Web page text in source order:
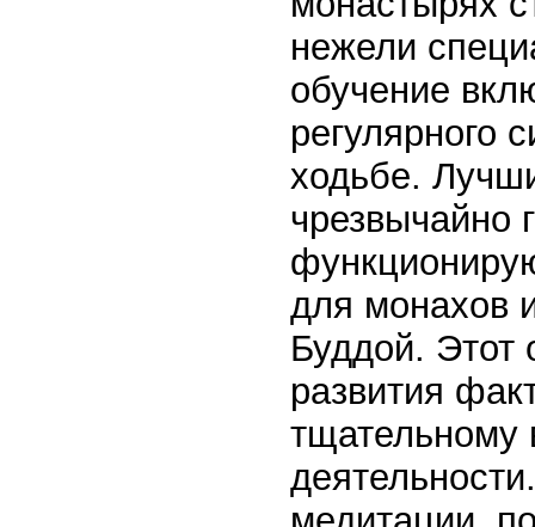
нежели
обучение
регулярного
ходьбе.
чрезвычайно
для монахов
Буддой. Этот
развития
тщательному